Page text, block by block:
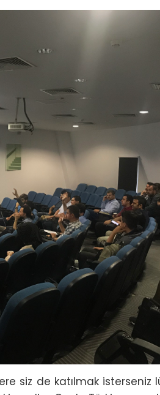
siz de katılmak